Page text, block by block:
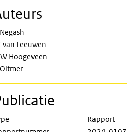
en procedures
van Leeuwen
Hoogeveen
Rapport